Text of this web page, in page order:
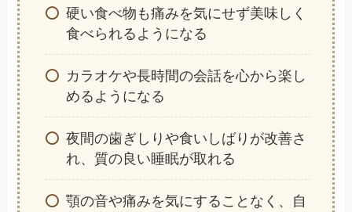
硬い食べ物も痛みを気にせず美味しく
食べられるようになる
カラオケや長時間の会話を心から楽し
めるようになる
夜間の歯ぎしりや食いしばりが改善さ
れ、質の良い睡眠が取れる
顎の音や痛みを気にすることなく、自